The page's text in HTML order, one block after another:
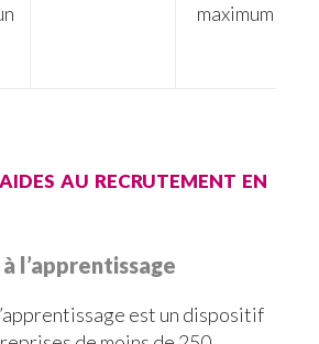
maximum
au recrutement en
à l’apprentissage
est un dispositif